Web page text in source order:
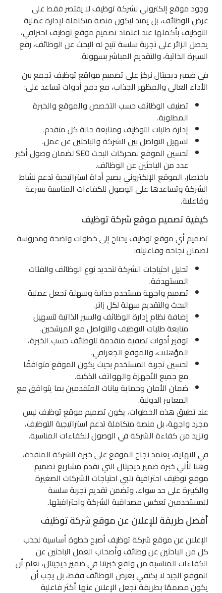
وجود موقع إلكتروني لشركة توظيف لا يقتصر فقط على
عرض الوظائف، بل يمتد ليكون منصة متكاملة لإدارة عملية
التوظيف بأكملها عند اعتماد تصميم موقع توظيف احترافي،
يحصل الزائر على تجربة سلسة تتيح له البحث عن الوظائف، رفع
السيرة الذاتية، والتقديم المباشر بسهولة.
في ضمير ديجيتال نركز على تصميم مواقع توظيف تجمع بين
الأداء العالي والمظهر الجذاب، مع دمج أدوات تساعد على:
تصنيف الوظائف حسب التخصص والموقع والخبرة
المطلوبة.
إدارة طلبات التوظيف ومتابعة حالة كل متقدم.
تسهيل التواصل بين الشركة والباحثين عن عمل.
تحسين الموقع لمحركات البحث SEO لضمان وصول أكبر
عدد من الباحثين عن الوظائف.
باختصار، الموقع الإلكتروني يصبح أداة استراتيجية تدعم نشاط
الشركة وتساعدها على الوصول للكفاءات المناسبة بسرعة
وفاعلية.
كيفية تصميم موقع شركة توظيف
تصميم أي موقع توظيف يحتاج إلى خطوات واضحة ومدروسة
لضمان نجاحه وفاعليته:
تحليل احتياجات الشركة لتحديد نوع الوظائف والفئات
المستهدفة.
تصميم واجهة مستخدم جذابة وسهلة تجعل عملية
البحث والتقديم سهلة لكل زائر.
إضافة نظام إدارة الوظائف والسير الذاتية لتسهيل
متابعة طلبات التوظيف والتواصل مع المرشحين.
توفير أدوات تصفية متقدمة للوظائف حسب الخبرة،
المؤهلات، والموقع الجغرافي.
تحسين تجربة المستخدم بحيث يكون الموقع متوافقًا
مع جميع الأجهزة والهواتف الذكية.
ضمان الأمان وحماية بيانات المتقدمين بما يتوافق مع
المعايير الدولية.
عند تطبيق هذه الخطوات، يكون تصميم موقع توظيف ليس
مجرد واجهة، بل منصة متكاملة تدعم استراتيجية التوظيف،
وتزيد من كفاءة الشركة في الوصول للكفاءات المناسبة.
في النهاية، يعتمد نجاح الموقع على خبرة الشركة المنفذة،
وهنا تأتي خبرة ضمير ديجيتال التي تقدم مشاريع تصميم
موقع توظيف احترافية تلبي احتياجات الشركات الصغيرة
والكبيرة على حد سواء، وتضمن تقديم تجربة سلسة
للمستخدمين تعكس مصداقية الشركة واحترافيتها.
أفضل طريقة للإعلان عن موقع شركة توظيف
الإعلان عن موقع شركة توظيف أصبح خطوة أساسية لجذب
كل من الباحثين عن وظائف وأصحاب العمل الباحثين عن
الكفاءات المناسبة من واقع خبرتنا في ضمير ديجيتال، نعلم أن
الموقع الجيد لا يكتفي بعرض الوظائف فقط، بل يجب أن
يكون مصممًا بطريقة تجعل الإعلان عنها أكثر فاعلية